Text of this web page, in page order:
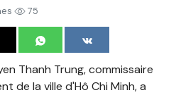
75
Thanh Trung, commissaire
de la ville d'Hô Chi Minh, a